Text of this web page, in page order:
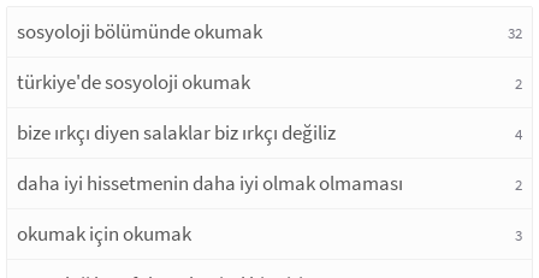
sosyoloji bölümünde okumak 32
türkiye'de sosyoloji okumak 2
bize ırkçı diyen salaklar biz ırkçı değiliz 4
daha iyi hissetmenin daha iyi olmak olmaması 2
okumak için okumak 3